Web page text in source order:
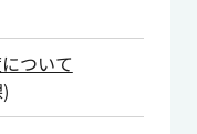
ついて
)